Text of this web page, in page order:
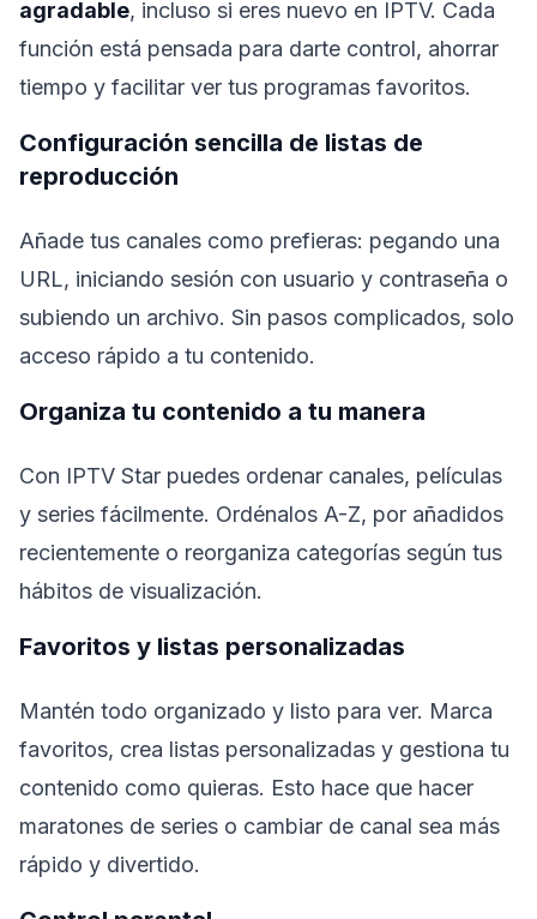
agradable, incluso si eres nuevo en IPTV. Cada
función está pensada para darte control, ahorrar
tiempo y facilitar ver tus programas favoritos.
Configuración sencilla de listas de
reproducción
Añade tus canales como prefieras: pegando una
URL, iniciando sesión con usuario y contraseña o
subiendo un archivo. Sin pasos complicados, solo
acceso rápido a tu contenido.
Organiza tu contenido a tu manera
Con IPTV Star puedes ordenar canales, películas
y series fácilmente. Ordénalos A-Z, por añadidos
recientemente o reorganiza categorías según tus
hábitos de visualización.
Favoritos y listas personalizadas
Mantén todo organizado y listo para ver. Marca
favoritos, crea listas personalizadas y gestiona tu
contenido como quieras. Esto hace que hacer
maratones de series o cambiar de canal sea más
rápido y divertido.